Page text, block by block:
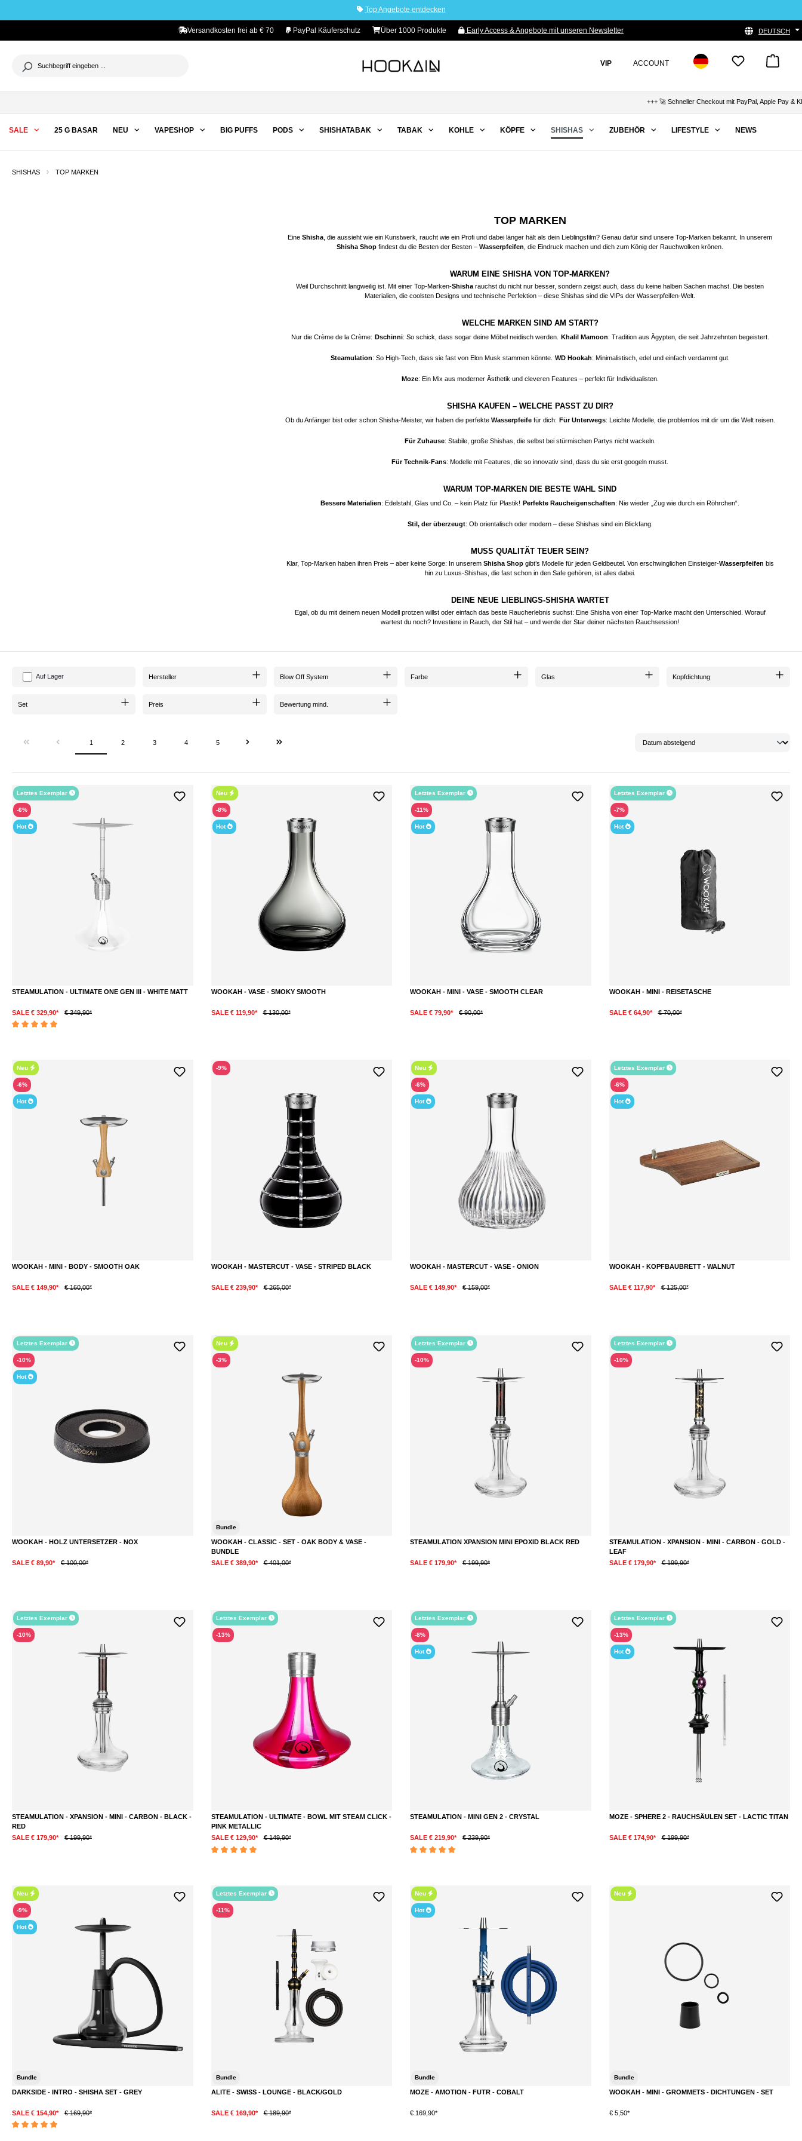
Top Angebote entdecken
Versandkosten frei ab € 70 PayPal Käuferschutz Über 1000 Produkte Early Access & Angebote mit unseren Newsletter DEUTSCH
VIP ACCOUNT
+++ 🚀 Schneller Checkout mit PayPal, Apple Pay &
SALE 25 G BASAR NEU VAPESHOP BIG PUFFS PODS SHISHATABAK TABAK KOHLE KÖPFE SHISHAS ZUBEHÖR LIFESTYLE NEWS
SHISHAS TOP MARKEN
TOP MARKEN
Eine Shisha , die aussieht wie ein Kunstwerk, raucht wie ein Profi und dabei länger hält als dein Lieblingsfilm? Genau dafür sind unsere Top-Marken bekannt. In unserem
Shisha Shop findest du die Besten der Besten – Wasserpfeifen , die Eindruck machen und dich zum König der Rauchwolken krönen.
WARUM EINE SHISHA VON TOP-MARKEN?
Weil Durchschnitt langweilig ist. Mit einer Top-Marken-Shisha rauchst du nicht nur besser, sondern zeigst auch, dass du keine halben Sachen machst. Die besten
Materialien, die coolsten Designs und technische Perfektion – diese Shishas sind die VIPs der Wasserpfeifen-Welt.
WELCHE MARKEN SIND AM START?
Nur die Crème de la Crème: Dschinni: So schick, dass sogar deine Möbel neidisch werden. Khalil Mamoon: Tradition aus Ägypten, die seit Jahrzehnten begeistert.
Steamulation: So High-Tech, dass sie fast von Elon Musk stammen könnte. WD Hookah: Minimalistisch, edel und einfach verdammt gut.
Moze: Ein Mix aus moderner Ästhetik und cleveren Features – perfekt für Individualisten.
SHISHA KAUFEN – WELCHE PASST ZU DIR?
Ob du Anfänger bist oder schon Shisha-Meister, wir haben die perfekte Wasserpfeifefür dich: Für Unterwegs: Leichte Modelle, die problemlos mit dir um die Welt reisen.
Für Zuhause: Stabile, große Shishas, die selbst bei stürmischen Partys nicht wackeln.
Für Technik-Fans: Modelle mit Features, die so innovativ sind, dass du sie erst googeln musst.
WARUM TOP-MARKEN DIE BESTE WAHL SIND
Bessere Materialien: Edelstahl, Glas und Co. – kein Platz für Plastik! Perfekte Raucheigenschaften: Nie wieder „Zug wie durch ein Röhrchen“.
Stil, der überzeugt: Ob orientalisch oder modern – diese Shishas sind ein Blickfang.
MUSS QUALITÄT TEUER SEIN?
Klar, Top-Marken haben ihren Preis – aber keine Sorge: In unserem Shisha Shopgibt’s Modelle für jeden Geldbeutel. Von erschwinglichen Einsteiger-Wasserpfeifen bis
hin zu Luxus-Shishas, die fast schon in den Safe gehören, ist alles dabei.
DEINE NEUE LIEBLINGS-SHISHA WARTET
Egal, ob du mit deinem neuen Modell protzen willst oder einfach das beste Raucherlebnis suchst: Eine Shisha von einer Top-Marke macht den Unterschied. Worauf
wartest du noch? Investiere in Rauch, der Stil hat – und werde der Star deiner nächsten Rauchsession!
Auf Lager Hersteller Blow Off System Farbe Glas Kopfdichtung
Set Preis Bewertung mind.
1 2 3 4 5
Letztes Exemplar
-6%
Hot
STEAMULATION - ULTIMATE ONE GEN III - WHITE MATT
SALE € 329,90* € 349,90*
Neu
-8%
Hot
WOOKAH - VASE - SMOKY SMOOTH
SALE € 119,90* € 130,00*
Letztes Exemplar
-11%
Hot
WOOKAH - MINI - VASE - SMOOTH CLEAR
SALE € 79,90* € 90,00*
Letztes Exemplar
-7%
Hot
WOOKAH - MINI - REISETASCHE
SALE € 64,90* € 70,00*
Neu
-6%
Hot
WOOKAH - MINI - BODY - SMOOTH OAK
SALE € 149,90* € 160,00*
-9%
WOOKAH - MASTERCUT - VASE - STRIPED BLACK
SALE € 239,90* € 265,00*
Neu
-6%
Hot
WOOKAH - MASTERCUT - VASE - ONION
SALE € 149,90* € 159,00*
Letztes Exemplar
-6%
Hot
WOOKAH - KOPFBAUBRETT - WALNUT
SALE € 117,90* € 125,00*
Letztes Exemplar
-10%
Hot
WOOKAH - HOLZ UNTERSETZER - NOX
SALE € 89,90* € 100,00*
Neu
-3%
Bundle
WOOKAH - CLASSIC - SET - OAK BODY & VASE -
BUNDLE
SALE € 389,90*
€ 401,00*
Letztes Exemplar
-10%
STEAMULATION XPANSION MINI EPOXID BLACK RED
SALE € 179,90* € 199,90*
Letztes Exemplar
-10%
STEAMULATION - XPANSION - MINI - CARBON - GOLD -
LEAF
SALE € 179,90*
€ 199,90*
Letztes Exemplar
-10%
STEAMULATION - XPANSION - MINI - CARBON - BLACK -
RED
SALE € 179,90*
€ 199,90*
Letztes Exemplar
-13%
STEAMULATION - ULTIMATE - BOWL MIT STEAM CLICK -
PINK METALLIC
SALE € 129,90*
€ 149,90*
Letztes Exemplar
-8%
Hot
STEAMULATION - MINI GEN 2 - CRYSTAL
SALE € 219,90* € 239,90*
Letztes Exemplar
-13%
Hot
MOZE - SPHERE 2 - RAUCHSÄULEN SET - LACTIC TITAN
SALE € 174,90* € 199,90*
Neu
-9%
Hot
Bundle
DARKSIDE - INTRO - SHISHA SET - GREY
SALE € 154,90* € 169,90*
Letztes Exemplar
-11%
Bundle
ALITE - SWISS - LOUNGE - BLACK/GOLD
SALE € 169,90* € 189,90*
Neu
Hot
Bundle
MOZE - AMOTION - FUTR - COBALT
€ 169,90*
Neu
Bundle
WOOKAH - MINI - GROMMETS - DICHTUNGEN - SET
€ 5,50*